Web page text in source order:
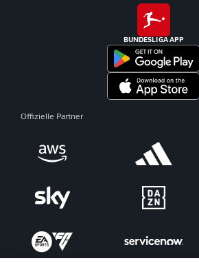
BUNDESLIGA APP
Offizielle Partner